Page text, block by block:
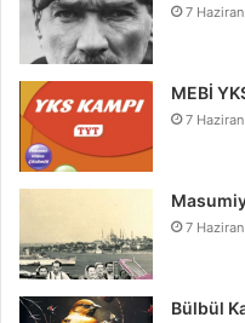
7
MEBİ
7
7
Bülbül